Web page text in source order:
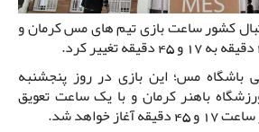
کشور ساعت بازی تیم های مس کرمان و
باشگاه مس؛ این بازی در روز پنجشنبه
باهنر کرمان و با یک ساعت تعویق
خواهد شد.